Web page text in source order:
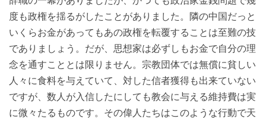
度も政権を揺るがしたことがありました。隣の中国だっと
いくらお金があってもあの政権を転覆することは至難の技
でありましょう。だが、思想家は必ずしもお金で自分の理
念を通すこととは限りません。宗教団体では無償に貧しい
人々に食料を与えていて、対した信者獲得も出来ていない
ですが、数人が入信したにしても教会に与える維持費は実
に微々たるものです。その偉人たちはこのような行動で天